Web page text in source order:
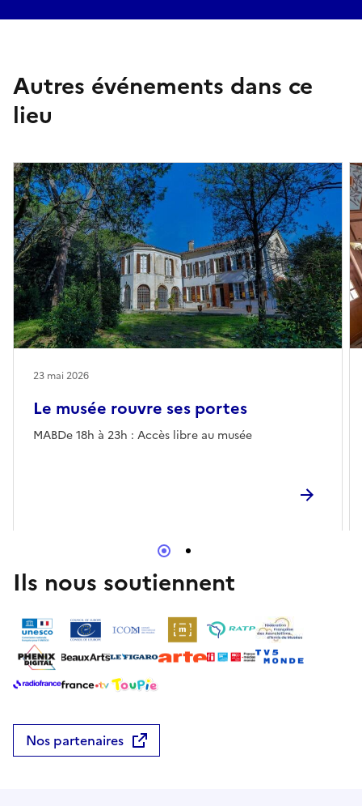
Autres événements dans ce
lieu
Le musée rouvre ses portes
MABDe 18h à 23h : Accès libre au musée
23 mai 2026
Ils nous soutiennent
Nos partenaires